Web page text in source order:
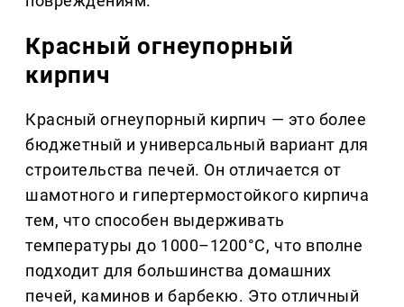
Красный огнеупорный
кирпич
Красный огнеупорный кирпич — это более
бюджетный и универсальный вариант для
строительства печей. Он отличается от
шамотного и гипертермостойкого кирпича
тем, что способен выдерживать
температуры до 1000–1200°C, что вполне
подходит для большинства домашних
печей, каминов и барбекю. Это отличный